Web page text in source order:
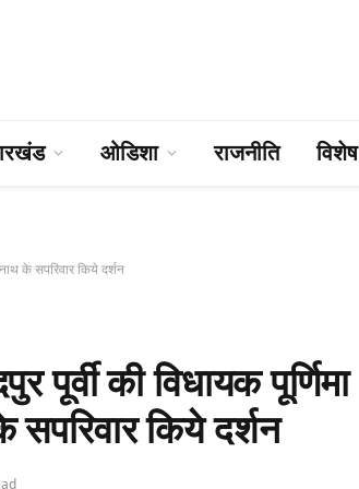
ओडिशा राजनीति विशेष
के सपरिवार किये दर्शन
की विधायक पूर्णिमा
किये दर्शन